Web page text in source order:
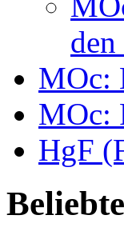
MOc:
MOc:
HgF